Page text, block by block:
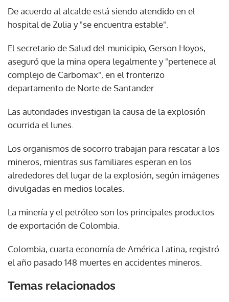
De acuerdo al alcalde está siendo atendido en el
hospital de Zulia y "se encuentra estable".
El secretario de Salud del municipio, Gerson Hoyos,
aseguró que la mina opera legalmente y "pertenece al
complejo de Carbomax", en el fronterizo
departamento de Norte de Santander.
Las autoridades investigan la causa de la explosión
ocurrida el lunes.
Los organismos de socorro trabajan para rescatar a los
mineros, mientras sus familiares esperan en los
alrededores del lugar de la explosión, según imágenes
divulgadas en medios locales.
La minería y el petróleo son los principales productos
de exportación de Colombia.
Colombia, cuarta economía de América Latina, registró
el año pasado 148 muertes en accidentes mineros.
Temas relacionados